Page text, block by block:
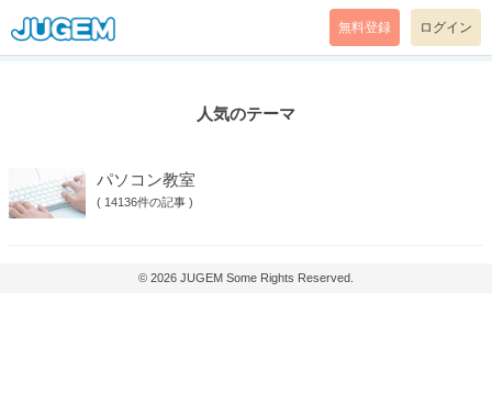
無料登録 ログイン
人気のテーマ
パソコン教室
( 14136件の記事 )
© 2026 JUGEM Some Rights Reserved.